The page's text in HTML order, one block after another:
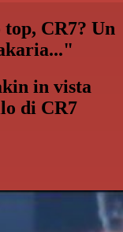
CR7? Un
in vista
di CR7